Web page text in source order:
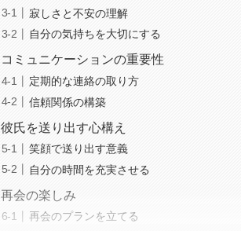
寂しさと不安の理解
自分の気持ちを大切にする
コミュニケーションの重要性
定期的な連絡の取り方
信頼関係の構築
彼氏を送り出す心構え
笑顔で送り出す意義
自分の時間を充実させる
再会の楽しみ
再会のプランを立てる